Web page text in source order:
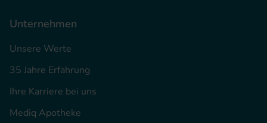
Unternehmen
Unsere Werte
35 Jahre Erfahrung
Ihre Karriere bei uns
Mediq Apotheke